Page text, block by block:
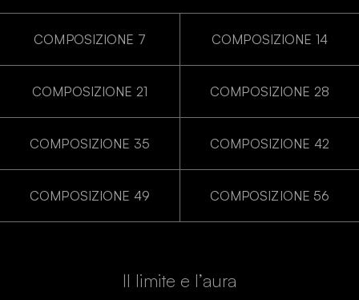
COMPOSIZIONE 7 COMPOSIZIONE 14
COMPOSIZIONE 21 COMPOSIZIONE 28
COMPOSIZIONE 35 COMPOSIZIONE 42
COMPOSIZIONE 49 COMPOSIZIONE 56
Il limite e l’aura